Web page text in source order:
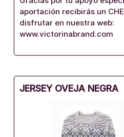
aportación recibirás un
disfrutar en nuestra web:
www.victorinabrand.com
JERSEY OVEJA NEGRA